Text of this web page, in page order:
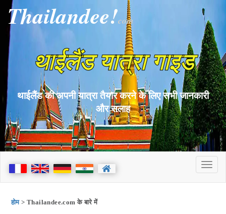
Thailandee!com
थाईलैंड यात्रा गाइड
थाईलैंड की अपनी यात्रा तैयार करने के लिए सभी जानकारी
और सलाह
होम> Thailandee.com के बारे में